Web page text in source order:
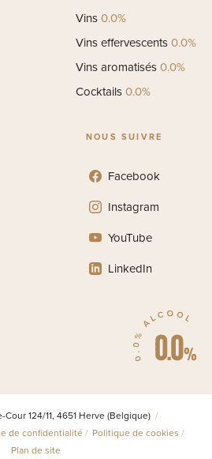
Vins0.0%
Vins effervescents0.0%
Vins aromatisés0.0%
Cocktails0.0%
NOUS SUIVRE
Facebook
Instagram
YouTube
LinkedIn
Cour 124/11, 4651 Herve (Belgique)
de confidentialité
Politique de cookies
Plan de site